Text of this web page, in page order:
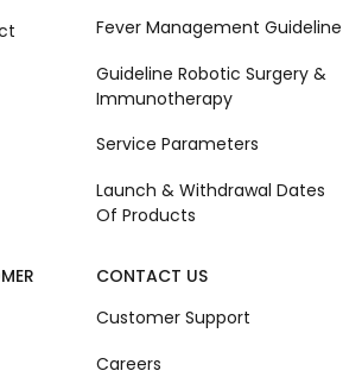
Fever Management Guideline
Guideline Robotic Surgery &
Immunotherapy
Service Parameters
Launch & Withdrawal Dates
Of Products
CONTACT US
Customer Support
Careers